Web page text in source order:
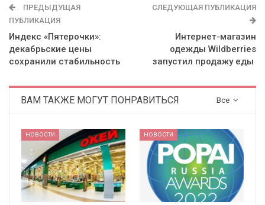
ПРЕДЫДУЩАЯ
ПУБЛИКАЦИЯ
Индекс «Пятерочки»:
декабрьские цены
сохранили стабильность
СЛЕДУЮЩАЯ ПУБЛИКАЦИЯ
Интернет-магазин
одежды Wildberries
запустил продажу еды
Все
ВАМ ТАКЖЕ МОГУТ ПОНРАВИТЬСЯ
НОВОСТИ НОВОСТИ